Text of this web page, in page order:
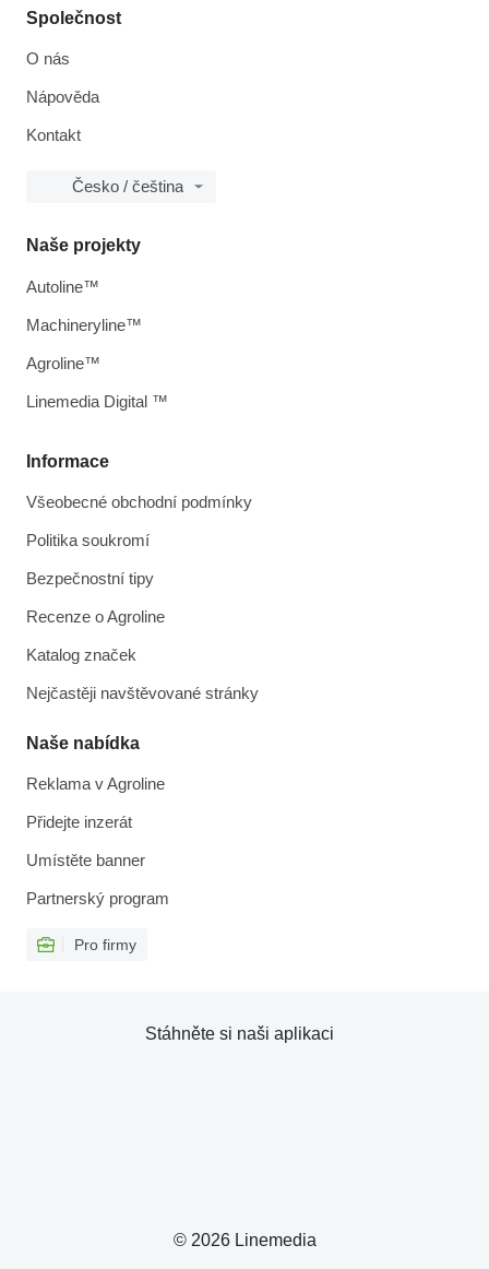
Společnost
O nás
Nápověda
Kontakt
Česko / čeština
Informace
Všeobecné obchodní podmínky
Politika soukromí
Bezpečnostní tipy
Recenze o Agroline
Katalog značek
Nejčastěji navštěvované stránky
Naše nabídka
Reklama v Agroline
Přidejte inzerát
Umístěte banner
Partnerský program
Pro firmy
Naše projekty
Autoline™
Machineryline™
Agroline™
Linemedia Digital ™
© 2026 Linemedia
Stáhněte si naši aplikaci